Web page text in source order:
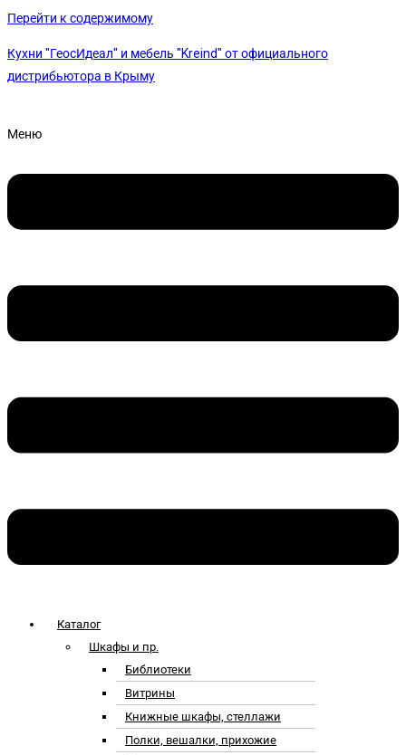
Перейти к содержимому
Кухни "ГеосИдеал" и мебель "Kreind" от официального
дистрибьютора в Крыму
Меню
Каталог
Шкафы и пр.
Библиотеки
Витрины
Книжные шкафы, стеллажи
Полки, вешалки, прихожие